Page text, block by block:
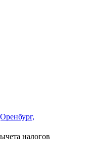
налогов